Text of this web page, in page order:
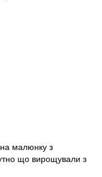
малюнку з
що вирощували з